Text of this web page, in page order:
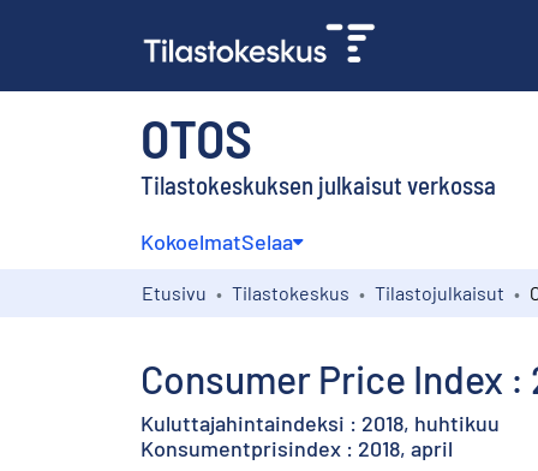
OTOS
Tilastokeskuksen julkaisut verkossa
KokoelmatSelaa
Etusivu Tilastokeskus Tilastojulkaisut
Consumer Price Index :
Kuluttajahintaindeksi : 2018, huhtikuu
Konsumentprisindex : 2018, april